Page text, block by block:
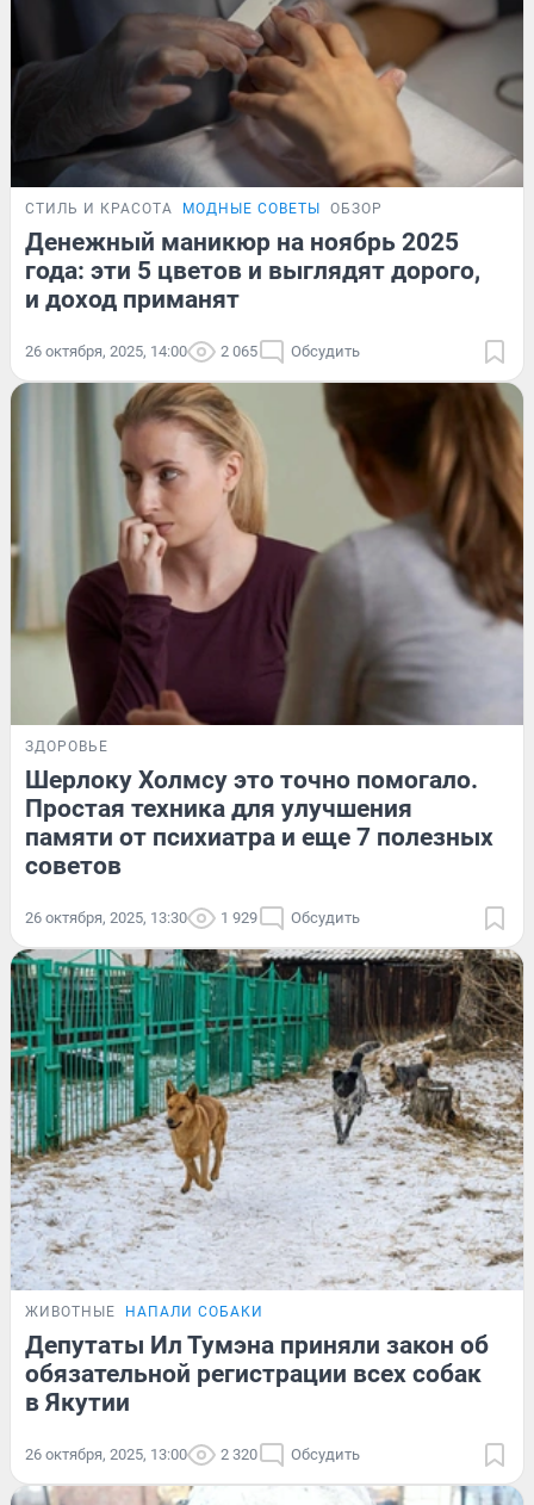
СТИЛЬ И КРАСОТА МОДНЫЕ СОВЕТЫ ОБЗОР
Денежный маникюр на ноябрь 2025
года: эти 5 цветов и выглядят дорого,
и доход приманят
26 октября, 2025, 14:00 2 065 Обсудить
ЗДОРОВЬЕ
Шерлоку Холмсу это точно помогало.
Простая техника для улучшения
памяти от психиатра и еще 7 полезных
советов
26 октября, 2025, 13:30 1 929 Обсудить
ЖИВОТНЫЕ НАПАЛИ СОБАКИ
Депутаты Ил Тумэна приняли закон об
обязательной регистрации всех собак
в Якутии
26 октября, 2025, 13:00 2 320 Обсудить